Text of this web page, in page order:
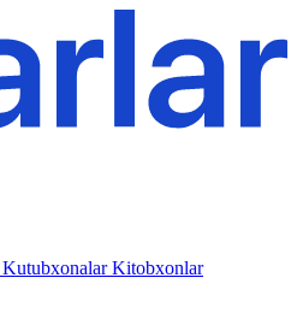
KutubxonalarKitobxonlar